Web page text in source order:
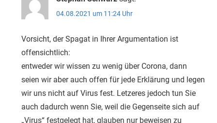
04.08.2021 um 11:24 Uhr
Vorsicht, der Spagat in Ihrer Argumentation ist
offensichtlich:
entweder wir wissen zu wenig über Corona, dann
seien wir aber auch offen für jede Erklärung und legen
wir uns nicht auf Virus fest. Letzeres jedoch tun Sie
auch dadurch wenn Sie, weil die Gegenseite sich auf
„Virus“ festgelegt hat, glauben nur beweisen zu